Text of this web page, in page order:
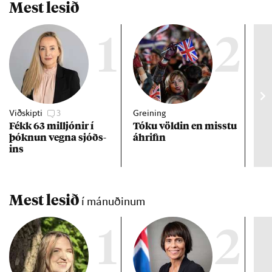
Mest lesið
1
Viðskipti 3
Fékk 63 millj­ón­ir í
þókn­un vegna sjóðs­
ins
2
Greining
Tóku völd­in en misstu
áhrif­in
Mest lesið í mánuðinum
1 2